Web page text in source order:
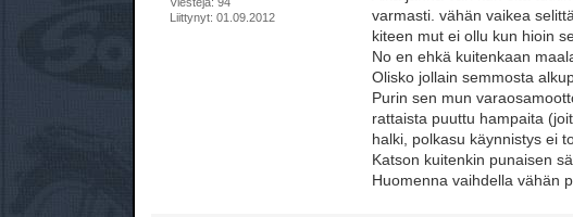
Liittynyt: 01.09.2012
varmasti. vähän vaikea
kiteen mut ei ollu kun hioin
No en ehkä kuitenkaan
Olisko jollain semmosta
Purin sen mun
rattaista puuttu hampaita
halki, polkasu käynnistys ei
Katson kuitenkin punaisen
Huomenna vaihdella vähän